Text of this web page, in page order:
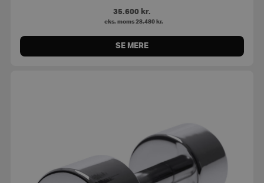
35.600 kr.
eks. moms 28.480 kr.
SE MERE